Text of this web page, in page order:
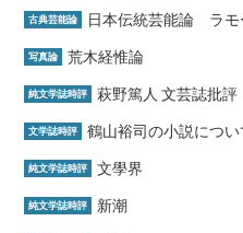
古典芸能論 日本伝統芸能論 ラモ
写真論 荒木経惟論
純文学誌時評 萩野篤人 文芸誌批評
文学誌時評 鶴山裕司の小説につ
純文学誌時評 文學界
純文学誌時評 新潮